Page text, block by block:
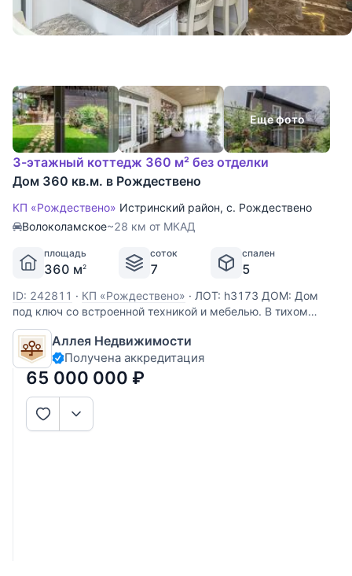
Еще фото
3-этажный коттедж 360 м² без отделки
Дом 360 кв.м. в Рождествено
КП «Рождествено» Истринский район, с. Рождествено
Волоколамское~28 км от МКАД
площадь
360 м2
соток
7
спален
5
ID: 242811 · КП «Рождествено» · ЛОТ: h3173 ДОМ: Дом
под ключ со встроенной техникой и мебелью. В тихом
живописном месте. Выдержан классический дизайн
интерьера. Удобная планировка комнат. Есть отдельная
комната на первом этаже. Большая гостиная с выходом на
закрытую террасу с
Аллея Недвижимости
Получена аккредитация
65 000 000 ₽